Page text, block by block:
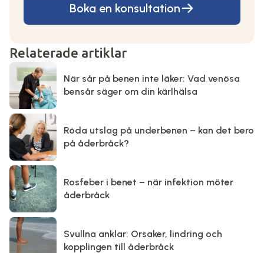
Boka en konsultation
Relaterade artiklar
När sår på benen inte läker: Vad venösa
bensår säger om din kärlhälsa
Röda utslag på underbenen – kan det bero
på åderbråck?
Rosfeber i benet – när infektion möter
åderbråck
Svullna anklar: Orsaker, lindring och
kopplingen till åderbråck